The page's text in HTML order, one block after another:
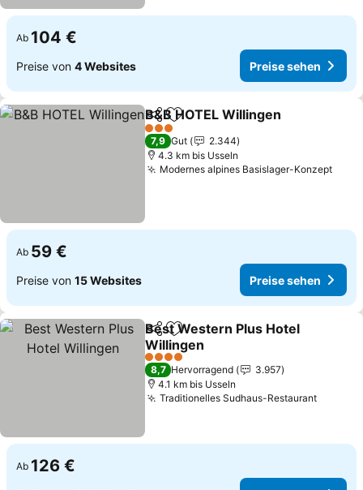
Ab 104 €
Preise von 4 Websites Preise sehen
TeilenZu Favoriten hinzufügen
B&B HOTEL Willingen
3 Sterne
7,9 Gut
2.344
4.3 km bis Usseln
Modernes alpines Basislager-Konzept
Ab 59 €
Preise von 15 Websites Preise sehen
TeilenZu Favoriten hinzufügen
Best Western Plus Hotel
Willingen
Preise sehen
4 Sterne
8,7 Hervorragend
3.957
4.1 km bis Usseln
Traditionelles Sudhaus-RestaurantPreise
Ab 126 €